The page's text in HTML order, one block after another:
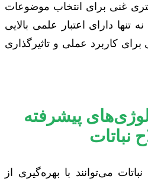
غنی برای انتخاب موضوعات
تنها دارای اعتبار علمی بالایی
برای کاربرد عملی و تاثیرگذاری
پیشرفته
نباتات
می‌توانند با بهره‌گیری از